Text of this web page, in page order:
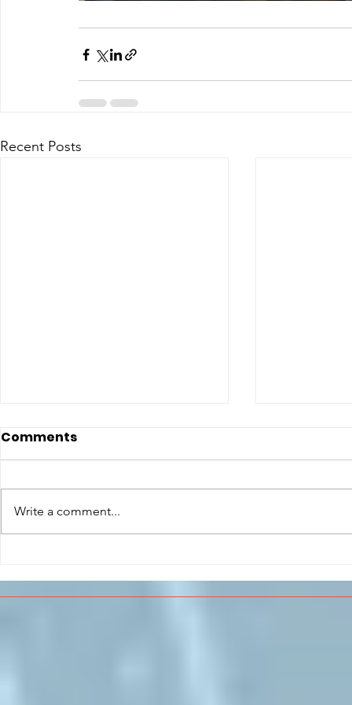
Recent Posts
PERCORSO DI
FORMAZIONE SCUOLA
superiori
Comments
Write a comment...